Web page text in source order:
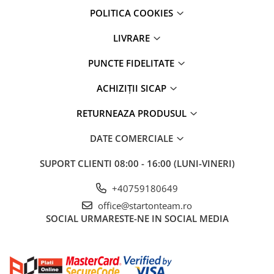
POLITICA COOKIES
LIVRARE
PUNCTE FIDELITATE
ACHIZIȚII SICAP
RETURNEAZA PRODUSUL
DATE COMERCIALE
SUPORT CLIENTI 08:00 - 16:00 (LUNI-VINERI)
+40759180649
office@startonteam.ro
SOCIAL URMARESTE-NE IN SOCIAL MEDIA